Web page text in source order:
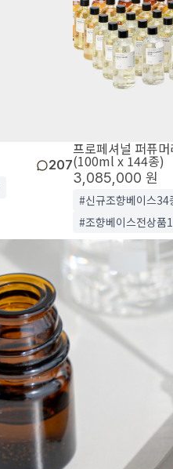
207
프로페셔널 퍼퓨
(100ml x 144종)
3,085,000 원
#신규조향베이스34
#조향베이스전상품